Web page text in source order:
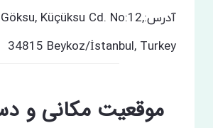
آدرس:Göksu, Küçüksu Cd. No:12,
34815 Beykoz/İstanbul, Turkey
موقعیت مکانی و